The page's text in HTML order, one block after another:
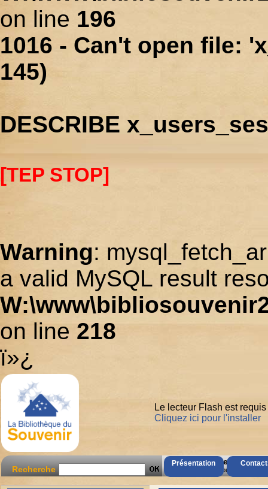
on line 196
1016 - Can't open file:
145)
DESCRIBE
[TEP STOP]
Warning:
a valid MySQL result
on line 218
ï»¿
Présentation
Le lecteur Flash est
Cliquez ici pour l'installer
Recherche
AccÃ¨s Client
Mot de passe oubliÃ© ?